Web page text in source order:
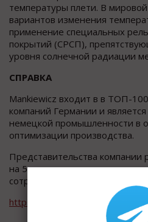
температуры плети. В
вариантов изменения
применение специальных
покрытий (СРСП),
уровня солнечной радиации
СПРАВКА
Mankiewicz входит в в ТОП-
компаний Германии и
немецкой промышленности в
оптимизации производства.
Представительства компании
на 5 континентах, а ее штат
сотрудников.
https://www.mankiewicz.com/